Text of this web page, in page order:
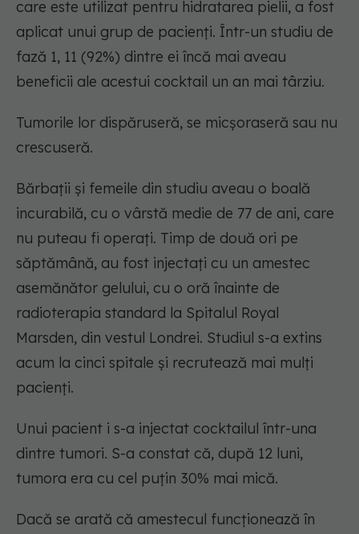
care este utilizat pentru hidratarea pielii, a fost
aplicat unui grup de pacienți. Într-un studiu de
fază 1, 11 (92%) dintre ei încă mai aveau
beneficii ale acestui cocktail un an mai târziu.
Tumorile lor dispăruseră, se micșoraseră sau nu
crescuseră.
Bărbații și femeile din studiu aveau o boală
incurabilă, cu o vârstă medie de 77 de ani, care
nu puteau fi operați. Timp de două ori pe
săptămână, au fost injectați cu un amestec
asemănător gelului, cu o oră înainte de
radioterapia standard la Spitalul Royal
Marsden, din vestul Londrei. Studiul s-a extins
acum la cinci spitale și recrutează mai mulți
pacienți.
Unui pacient i s-a injectat cocktailul într-una
dintre tumori. S-a constat că, după 12 luni,
tumora era cu cel puțin 30% mai mică.
Dacă se arată că amestecul funcționează în